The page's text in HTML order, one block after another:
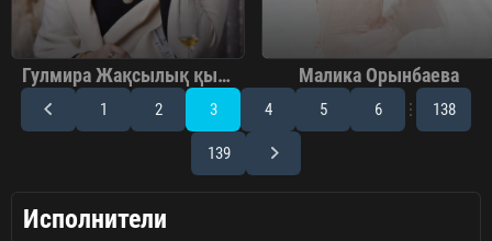
Исполнители
Гулмира Жақсылық қызы Малика Орынбаева
1 2 3 4 5 6 138
139